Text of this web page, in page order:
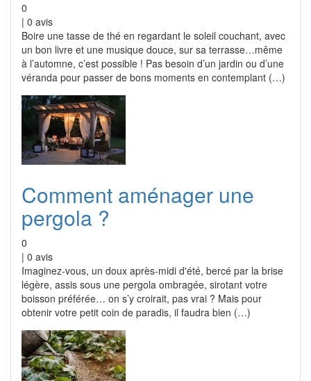
0
| 0 avis
Boire une tasse de thé en regardant le soleil couchant, avec
un bon livre et une musique douce, sur sa terrasse…même
à l’automne, c’est possible ! Pas besoin d’un jardin ou d’une
véranda pour passer de bons moments en contemplant (…)
Comment aménager une
pergola ?
0
| 0 avis
Imaginez-vous, un doux après-midi d'été, bercé par la brise
légère, assis sous une pergola ombragée, sirotant votre
boisson préférée… on s’y croirait, pas vrai ? Mais pour
obtenir votre petit coin de paradis, il faudra bien (…)